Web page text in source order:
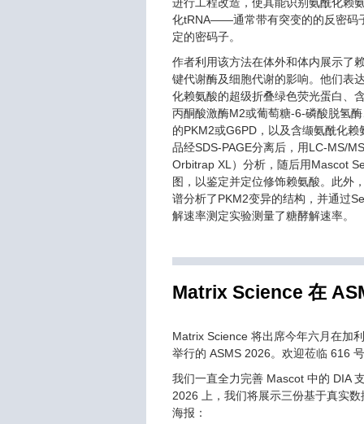
化tRNA——通常带有突变的的反密
定的密码子。
作者利用该方法在体外和体内展示了
键代谢酶及细胞代谢的影响。他们表
化赖氨酸的超级折叠绿色荧光蛋白、
丙酮酸激酶M2或葡萄糖-6-磷酸脱氢
的PKM2或G6PD，以及含缬氨酰化赖
品经SDS-PAGE分离后，用LC-MS/
Orbitrap XL）分析，随后用Mascot
图，以鉴定并定位修饰赖氨酸。此外
谱分析了PKM2变异的结构，并通过
解速率测定实验测量了糖酵解速率。
Matrix Science 在
Matrix Science 将出席今年六月在加
举行的 ASMS 2026。欢迎莅临 616
我们一直全力完善 Mascot 中的 DIA
2026 上，我们将展示三份基于真实
海报：